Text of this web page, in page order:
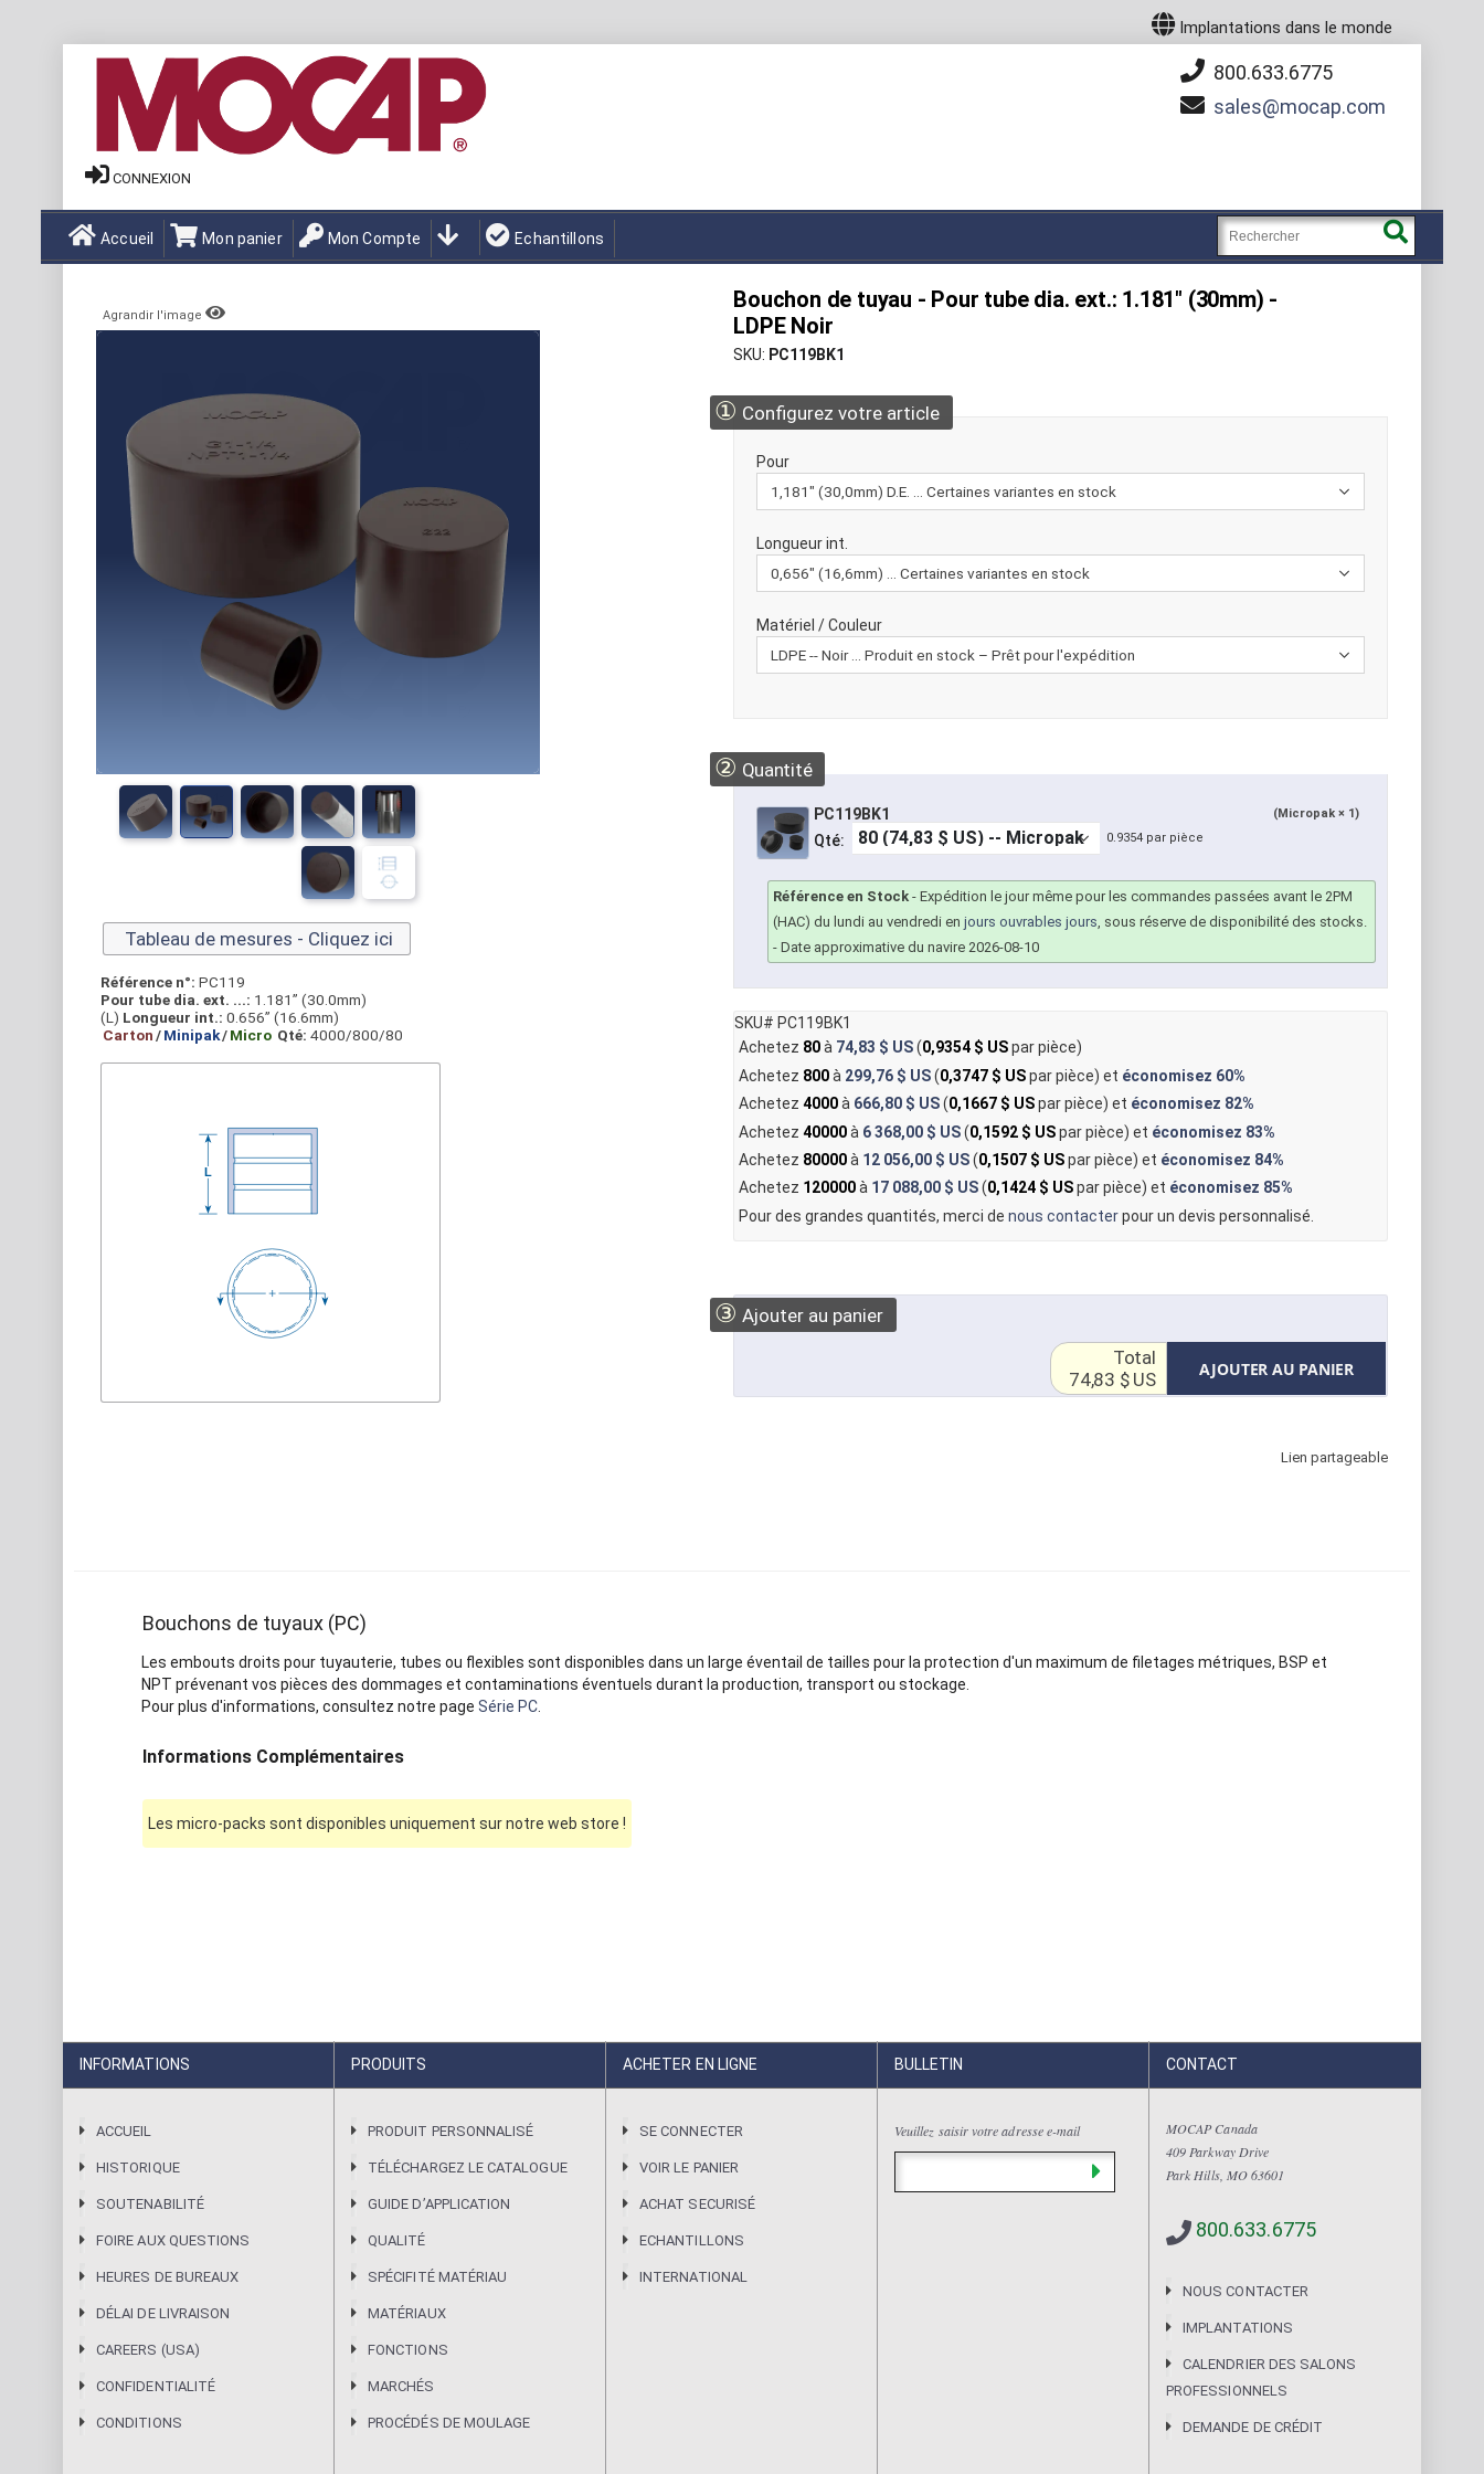
Implantations dans le monde
800.633.6775
sales
mocap.com
CONNEXION
Accueil Mon panier Mon Compte Echantillons
Bouchon de tuyau - Pour tube dia. ext.: 1.181" (30mm) -
LDPE Noir
SKU PC119BK1
① Configurez votre article
Pour
Longueur int.
Matériel / Couleur
② Quantité
PC119BK1 (Micropak × 1)
Qté: 0.9354 par pièce
Référence en Stock -Expédition le jour même pour les commandes passées avant le 2PM
(HAC) du lundi au vendredi enjours ouvrables jours, sous réserve de disponibilité des stocks.
- Date approximative du navire 2026-08-10
SKU# PC119BK1
Achetez 80à 74,83 $ US(0,9354 $ USpar pièce)
Achetez 800à 299,76 $ US(0,3747 $ USpar pièce) et économisez 60%
Achetez 4000à 666,80 $ US(0,1667 $ USpar pièce) et économisez 82%
Achetez 40000à 6 368,00 $ US(0,1592 $ USpar pièce) et économisez 83%
Achetez 80000à 12 056,00 $ US(0,1507 $ USpar pièce) et économisez 84%
Achetez 120000à 17 088,00 $ US(0,1424 $ USpar pièce) et économisez 85%
Pour des grandes quantités, merci de nous contacterpour un devis personnalisé.
③ Ajouter au panier
AJOUTER AU PANIER
Total
74,83 $ US
Lien partageable
Agrandir l'image
Tableau de mesures - Cliquez ici
Référence n°: PC119
Pour tube dia. ext. ...: 1.181” (30.0mm)
(L) Longueur int.: 0.656” (16.6mm)
Carton/Minipak/Micro Qté: 4000/800/80
Bouchons de tuyaux (PC)
Les embouts droits pour tuyauterie, tubes ou flexibles sont disponibles dans un large éventail de tailles pour la protection d'un maximum de filetages métriques, BSP et
NPT prévenant vos pièces des dommages et contaminations éventuels durant la production, transport ou stockage.
Pour plus d'informations, consultez notre page Série PC.
Informations Complémentaires
Les micro-packs sont disponibles uniquement sur notre web store !
INFORMATIONS
ACCUEIL
HISTORIQUE
SOUTENABILITÉ
FOIRE AUX QUESTIONS
HEURES DE BUREAUX
DÉLAI DE LIVRAISON
CAREERS (USA)
CONFIDENTIALITÉ
CONDITIONS
PRODUITS
PRODUIT PERSONNALISÉ
TÉLÉCHARGEZ LE CATALOGUE
GUIDE DʼAPPLICATION
QUALITÉ
SPÉCIFITÉ MATÉRIAU
MATÉRIAUX
FONCTIONS
MARCHÉS
PROCÉDÉS DE MOULAGE
ACHETER EN LIGNE
SE CONNECTER
VOIR LE PANIER
ACHAT SECURISÉ
ECHANTILLONS
INTERNATIONAL
BULLETIN
Veuillez saisir votre adresse e-mail
CONTACT
MOCAP Canada
409 Parkway Drive
Park Hills, MO 63601
800.633.6775
NOUS CONTACTER
IMPLANTATIONS
CALENDRIER DES SALONS
PROFESSIONNELS
DEMANDE DE CRÉDIT